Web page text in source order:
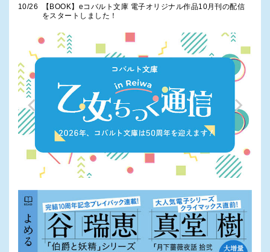
10/26
【BOOK】eコバルト文庫 電子オリジナル作品10月刊の配信
をスタートしました！